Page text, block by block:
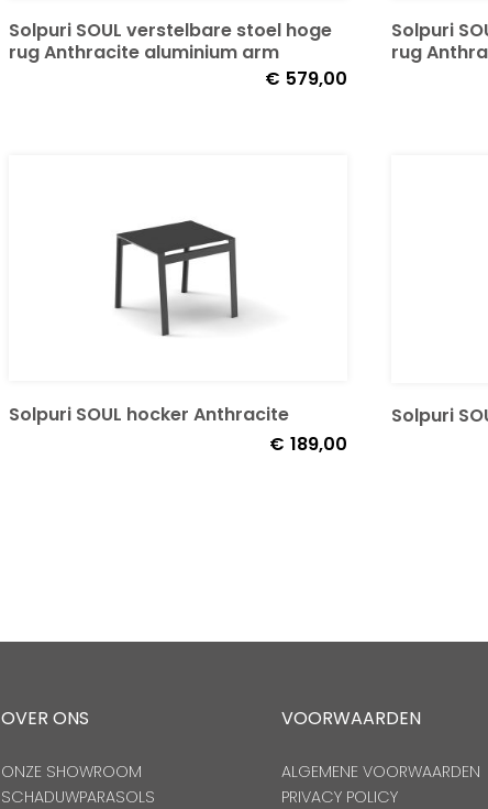
Solpuri SOUL verstelbare stoel hoge
rug Anthracite aluminium arm
€ 579,00
Solpuri
rug
Solpuri SOUL hocker Anthracite
€ 189,00
Solpuri
OVER ONS
ONZE SHOWROOM
SCHADUWPARASOLS
VOORWAARDEN
ALGEMENE VOORWAARDEN
PRIVACY POLICY